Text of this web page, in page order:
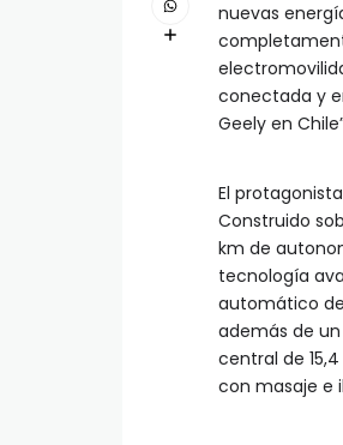
nuevas
conectada y
Geely en
El
Construido
km de
tecnología
automático
además de un
central de
con masaje e